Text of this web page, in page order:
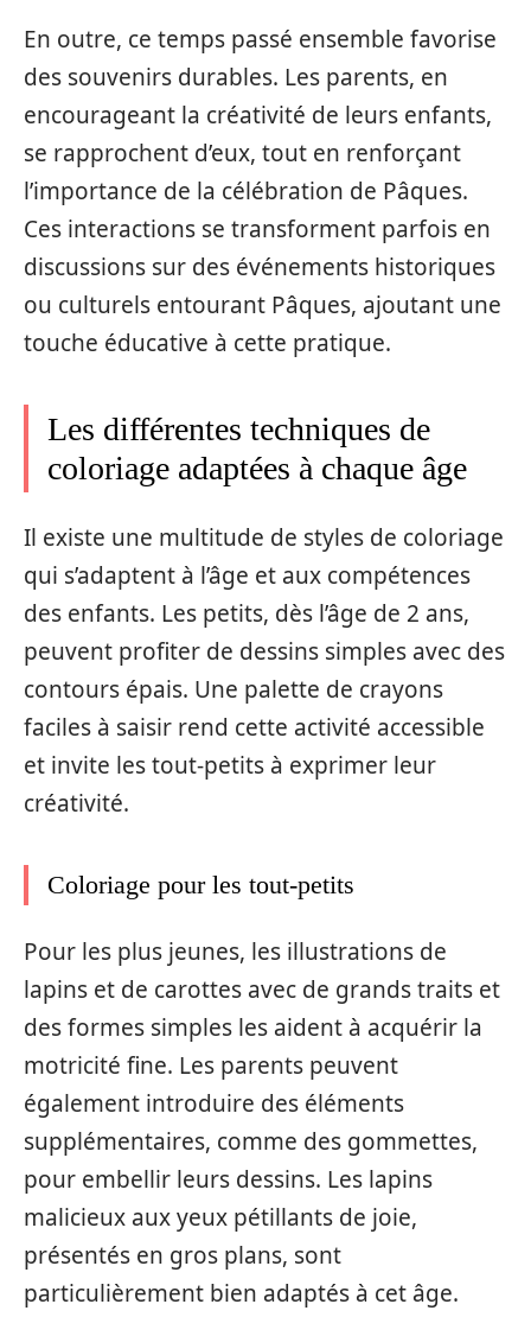
En outre, ce temps passé ensemble favorise
des souvenirs durables. Les parents, en
encourageant la créativité de leurs enfants,
se rapprochent d’eux, tout en renforçant
l’importance de la célébration de Pâques.
Ces interactions se transforment parfois en
discussions sur des événements historiques
ou culturels entourant Pâques, ajoutant une
touche éducative à cette pratique.
Les différentes techniques de
coloriage adaptées à chaque âge
Il existe une multitude de styles de coloriage
qui s’adaptent à l’âge et aux compétences
des enfants. Les petits, dès l’âge de 2 ans,
peuvent profiter de dessins simples avec des
contours épais. Une palette de crayons
faciles à saisir rend cette activité accessible
et invite les tout-petits à exprimer leur
créativité.
Coloriage pour les tout-petits
Pour les plus jeunes, les illustrations de
lapins et de carottes avec de grands traits et
des formes simples les aident à acquérir la
motricité fine. Les parents peuvent
également introduire des éléments
supplémentaires, comme des gommettes,
pour embellir leurs dessins. Les lapins
malicieux aux yeux pétillants de joie,
présentés en gros plans, sont
particulièrement bien adaptés à cet âge.